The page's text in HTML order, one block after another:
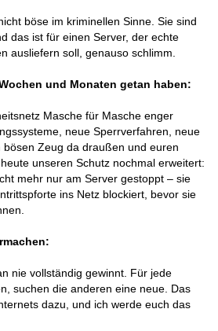
böse im kriminellen Sinne. Sie sind
das ist für einen Server, der echte
ausliefern soll, genauso schlimm.
und Monaten getan haben:
Masche für Masche enger
neue Sperrverfahren, neue
bösen Zeug da draußen und euren
unseren Schutz nochmal erweitert:
mehr nur am Server gestoppt – sie
ins Netz blockiert, bevor sie
nie vollständig gewinnt. Für jede
suchen die anderen eine neue. Das
dazu, und ich werde euch das